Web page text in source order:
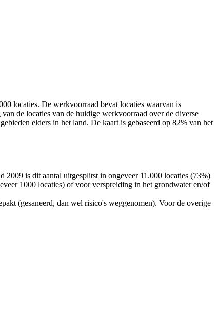
locaties. De werkvoorraad bevat locaties waarvan is
de locaties van de huidige werkvoorraad over de diverse
elders in het land. De kaart is gebaseerd op 82% van het
2009 is dit aantal uitgesplitst in ongeveer 11.000 locaties (73%)
1000 locaties) of voor verspreiding in het grondwater en/of
(gesaneerd, dan wel risico's weggenomen). Voor de overige